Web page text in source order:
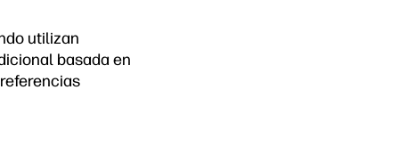
utilizan
basada en